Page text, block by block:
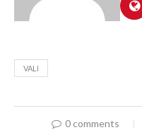
VALI
0 comments